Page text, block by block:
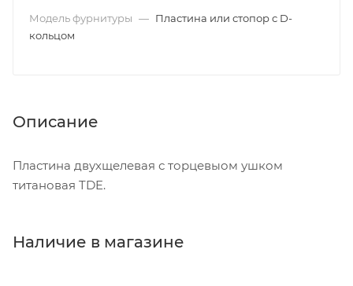
Модель фурнитуры — Пластина или стопор с D-
кольцом
Описание
Пластина двухщелевая с торцевыом ушком
титановая TDE.
Наличие в магазине